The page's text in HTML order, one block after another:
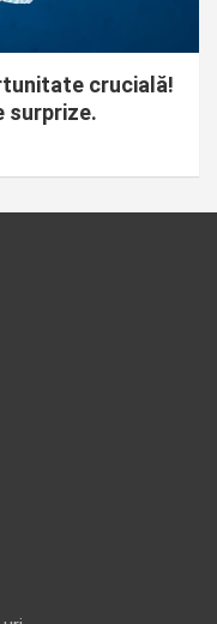
crucială!
surprize.